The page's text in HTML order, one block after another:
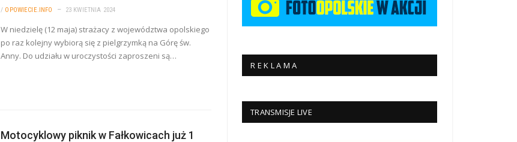
/ OPOWIECIE.INFO 23 KWIETNIA 2024
W niedzielę (12 maja) strażacy z województwa opolskiego
po raz kolejny wybiorą się z pielgrzymką na Górę św.
Anny. Do udziału w uroczystości zaproszeni są…
Motocyklowy piknik w Fałkowicach już 1
R E K L A M A
TRANSMISJE LIVE